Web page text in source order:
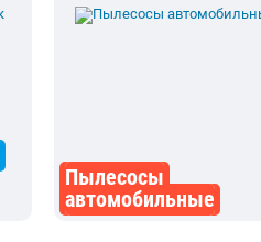
Пылесосы
автомобильные